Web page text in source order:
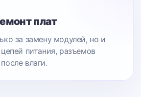
плат
за замену модулей, но и
питания, разъемов
влаги.